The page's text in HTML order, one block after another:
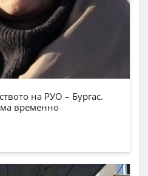
на РУО – Бургас.
временно